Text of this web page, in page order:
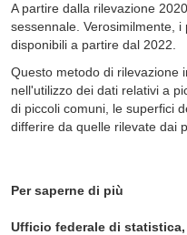
A partire dalla rilevazione
sessennale. Verosimilmente,
disponibili a partire dal 2022.
Questo metodo di rilevazione
nell'utilizzo dei dati relativi a
di piccoli comuni, le superfici
differire da quelle rilevate dai
Per saperne di più
Ufficio federale di statistica,